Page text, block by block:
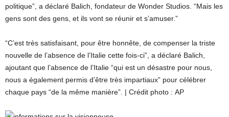
politique”, a déclaré Balich, fondateur de Wonder Studios. “Mais les
gens sont des gens, et ils vont se réunir et s’amuser.”
“C’est très satisfaisant, pour être honnête, de compenser la triste
nouvelle de l’absence de l’Italie cette fois-ci”, a déclaré Balich,
ajoutant que l’absence de l’Italie “qui est un désastre pour nous,
nous a également permis d’être très impartiaux” pour célébrer
chaque pays “de la même manière”. | Crédit photo : AP